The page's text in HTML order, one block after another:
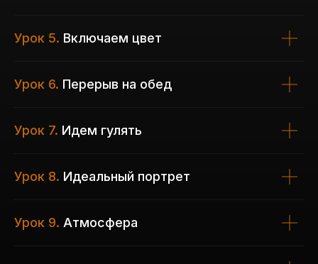
Урок 5. Включаем цвет
Урок 6. Перерыв на обед
Урок 7. Идем гулять
Урок 8. Идеальный портрет
Урок 9. Атмосфера